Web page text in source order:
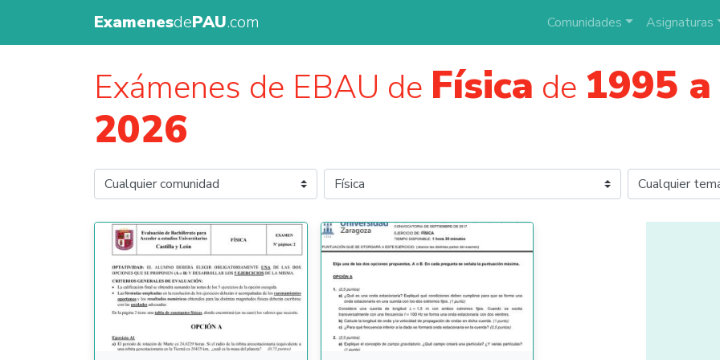
ExamenesdePAU.com Comunidades Asignaturas
Exámenes de EBAU de Física de 1995 a
2026